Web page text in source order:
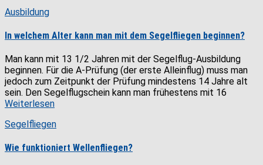
Ausbildung
In welchem Alter kann man mit dem Segelfliegen beginnen?
Man kann mit 13 1/2 Jahren mit der Segelflug-Ausbildung
beginnen. Für die A-Prüfung (der erste Alleinflug) muss man
jedoch zum Zeitpunkt der Prüfung mindestens 14 Jahre alt
sein. Den Segelflugschein kann man frühestens mit 16
Weiterlesen
Segelfliegen
Wie funktioniert Wellenfliegen?